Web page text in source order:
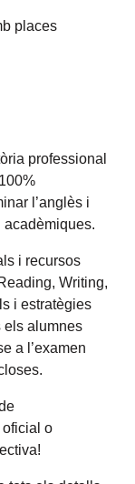
places
professional
l’anglès i
acadèmiques.
i recursos
Writing,
i estratègies
els alumnes
a l’examen
oficial o